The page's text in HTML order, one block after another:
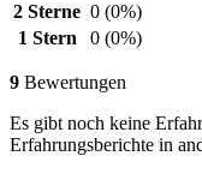
2 Sterne 0 (0%)
1 Stern
0 (0%)
9 Bewertungen
Es gibt noch keine
Erfahrungsberichte in